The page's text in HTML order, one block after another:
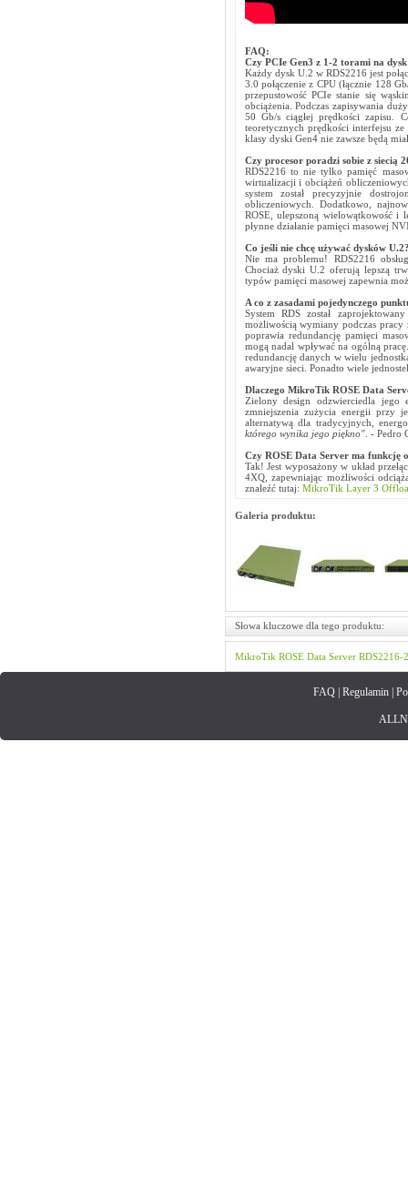
FAQ:
Czy PCIe Gen3 z 1-2 torami na
Każdy dysk U.2 w RDS2216 jest
3.0 połączenie z CPU (łącznie 128
przepustowość PCIe stanie się
obciążenia. Podczas zapisywania
50 Gb/s ciągłej prędkości zapisu.
teoretycznych prędkości interfejsu
klasy dyski Gen4 nie zawsze będą
Czy procesor poradzi sobie z siecią
RDS2216 to nie tylko pamięć
wirtualizacji i obciążeń
system został precyzyjnie
obliczeniowych. Dodatkowo,
ROSE, ulepszoną wielowątkowość i
płynne działanie pamięci masowej
Co jeśli nie chcę używać dysków
Nie ma problemu! RDS2216
Chociaż dyski U.2 oferują lepszą
typów pamięci masowej zapewnia
A co z zasadami pojedynczego
System RDS został
możliwością wymiany podczas
poprawia redundancję pamięci
mogą nadal wpływać na ogólną
redundancję danych w wielu
awaryjne sieci. Ponadto wiele
Dlaczego MikroTik ROSE Data
Zielony design odzwierciedla jego
zmniejszenia zużycia energii przy
alternatywą dla tradycyjnych,
którego wynika jego piękno". - Pedro
Czy ROSE Data Server ma funkcję
Tak! Jest wyposażony w układ
4XQ, zapewniając możliwości
znaleźć tutaj: MikroTik Layer 3
Galeria produktu:
Słowa kluczowe dla tego produktu:
MikroTik ROSE Data Server RDS2216-
FAQ| Regulamin|